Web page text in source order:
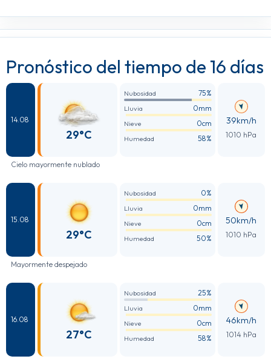
Pronóstico del tiempo de 16 días
14.08
29°C
Nubosidad 75%
Lluvia 0mm
Nieve 0cm
Humedad 58%
39km/h
1010 hPa
Cielo mayormente nublado
15.08
29°C
Nubosidad 0%
Lluvia 0mm
Nieve 0cm
Humedad 50%
50km/h
1010 hPa
Mayormente despejado
16.08
27°C
Nubosidad 25%
Lluvia 0mm
Nieve 0cm
Humedad 58%
46km/h
1014 hPa